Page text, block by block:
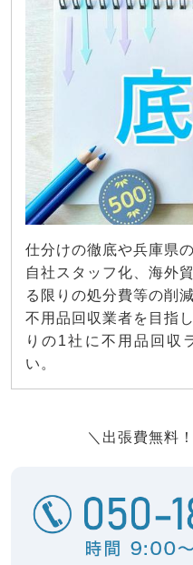
仕分けの徹底や兵庫県
自社スタッフ化、海外
る限りの処分費等の削
不用品回収業者を目指
りの1社に不用品回収
い。
＼出張費無料